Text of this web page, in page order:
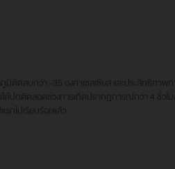
บกว่า -35 องศาเซลเซียส และประสิทธิภาพกา
ด้ปกติตลอดช่วงการเกิดปรากฏการณ์กว่า 4 ชั่ว
กไปเรียบร้อยแล้ว